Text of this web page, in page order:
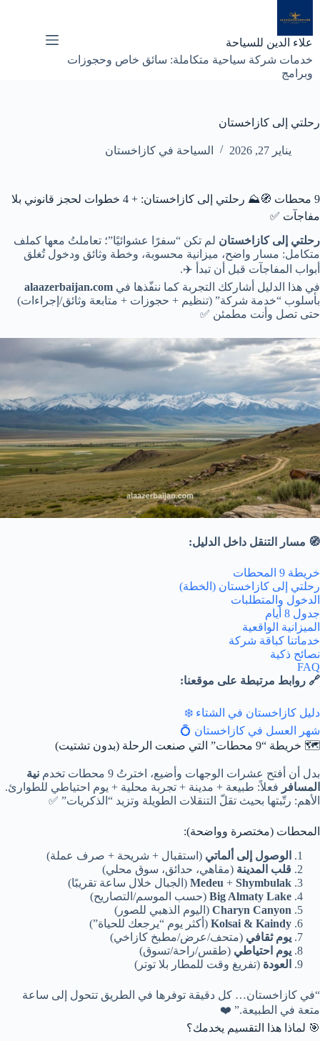
إلى
المحتوى
علاء الدين للسياحة
خدمات شركة سياحية متكاملة: سائق خاص وحجوزات
وبرامج
رحلتي إلى كازاخستان
يناير 27, 2026 السياحة في كازاخستان
9 محطات 🧭⛰️ رحلتي إلى كازاخستان: + 4 خطوات
لحجز قانوني بلا
مفاجآت ✅
رحلتي إلى كازاخستان لم تكن “سفرًا عشوائيًا”؛ تعاملتُ معها كملف
متكامل: مسار واضح، ميزانية محسوبة، وخطة وثائق ودخول تُغلق
أبواب المفاجآت قبل أن تبدأ ✈️.
في هذا الدليل أشاركك التجربة كما ننفّذها في alaazerbaijan.com
بأسلوب “خدمة شركة” (تنظيم + حجوزات + متابعة وثائق/إجراءات)
حتى تصل وأنت مطمئن ✅
🧭 مسار التنقل داخل الدليل:
خريطة 9 المحطات
رحلتي إلى كازاخستان (الخطة)
الدخول والمتطلبات
جدول 8 أيام
الميزانية الواقعية
خدماتنا كباقة شركة
نصائح ذكية
FAQ
🔗 روابط مرتبطة على موقعنا:
دليل كازاخستان في الشتاء ❄️
شهر العسل في كازاخستان 💍
🗺️ خريطة “9 محطات” التي صنعت الرحلة (بدون تشتيت)
بدل أن أفتح عشرات الوجهات وأضيع، اخترتُ 9 محطات تخدم
نية
المسافر فعلاً: طبيعة + مدينة + تجربة محلية + يوم احتياطي للطوارئ.
الأهم: رتّبتها بحيث تقلّ التنقلات الطويلة وتزيد “الذكريات” ✅
المحطات (مختصرة وواضحة):
الوصول إلى ألماتي (استقبال + شريحة + صرف عملة)
قلب المدينة (مقاهي، حدائق، سوق محلي)
Medeu + Shymbulak
(الجبال خلال ساعة تقريبًا)
Big Almaty Lake (حسب الموسم/التصاريح)
Charyn Canyon (اليوم الذهبي للصور)
Kolsai & Kaindy (أكثر يوم “يرجعك للحياة”)
يوم ثقافي (متحف/عرض/مطبخ كازاخي)
يوم احتياطي (طقس/راحة/تسوق)
العودة (تفريغ وقت للمطار بلا توتر)
“في كازاخستان… كل دقيقة توفرها في الطريق تتحول إلى ساعة
متعة في الطبيعة.” ❤️
🎯 لماذا هذا التقسيم يخدمك؟